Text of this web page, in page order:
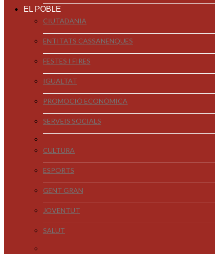
EL POBLE
CIUTADANIA
ENTITATS CASSANENQUES
FESTES I FIRES
IGUALTAT
PROMOCIÓ ECONÒMICA
SERVEIS SOCIALS
CULTURA
ESPORTS
GENT GRAN
JOVENTUT
SALUT